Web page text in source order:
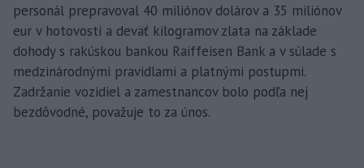
personál prepravoval 40 miliónov dolárov a 35 miliónov
eur v hotovosti a deväť kilogramov zlata na základe
dohody s rakúskou bankou Raiffeisen Bank a v súlade s
medzinárodnými pravidlami a platnými postupmi.
Zadržanie vozidiel a zamestnancov bolo podľa nej
bezdôvodné, považuje to za únos.